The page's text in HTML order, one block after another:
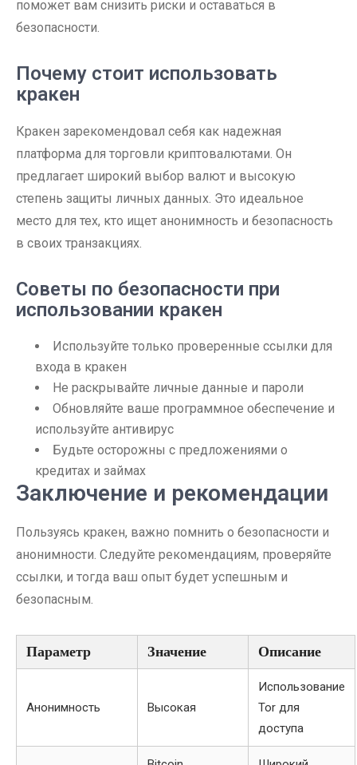
поможет вам снизить риски и оставаться в
безопасности.
Почему стоит использовать
кракен
Кракен зарекомендовал себя как надежная
платформа для торговли криптовалютами. Он
предлагает широкий выбор валют и высокую
степень защиты личных данных. Это идеальное
место для тех, кто ищет анонимность и безопасность
в своих транзакциях.
Советы по безопасности при
использовании кракен
Используйте только проверенные ссылки для
входа в кракен
Не раскрывайте личные данные и пароли
Обновляйте ваше программное обеспечение и
используйте антивирус
Будьте осторожны с предложениями о
кредитах и займах
Заключение и рекомендации
Пользуясь кракен, важно помнить о безопасности и
анонимности. Следуйте рекомендациям, проверяйте
ссылки, и тогда ваш опыт будет успешным и
безопасным.
Параметр Значение Описание
Анонимность Высокая
Использование
Tor для
доступа